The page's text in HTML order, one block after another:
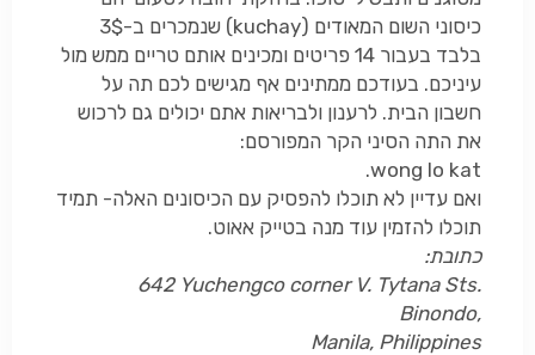
כיסוני השום המאודים (kuchay
) שנמכרים ב-3$
בלבד בעבור 14 פריטים ומכינים אותם טריים ממש מול
עיניכם. בעודכם ממתינים אף מגישים לכם תה על
חשבון הבית. לרענון ולבריאות אתם יכולים גם לרכוש
את התה הסיני הקר המפורסם:
wong lo kat
.
ואם עדיין לא תוכלו להפסיק עם הכיסונים האלה- תמיד
תוכלו להזמין עוד מנה בטייק אאוט.
כתובת:
642 Yuchengco corner V. Tytana Sts.
Binondo,
Manila, Philippines